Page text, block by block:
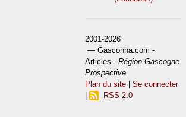
2001-2026
— Gasconha.com -
Articles -Région Gascogne
Prospective
Plan du site |Se connecter
RSS 2.0